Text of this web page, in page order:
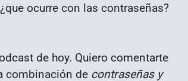
ocurre con las contraseñas?
de hoy. Quiero comentarte
combinación de contraseñas y